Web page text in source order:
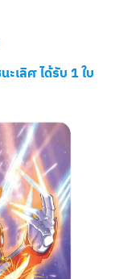
เลิศ ได้รับ 1 ใบ